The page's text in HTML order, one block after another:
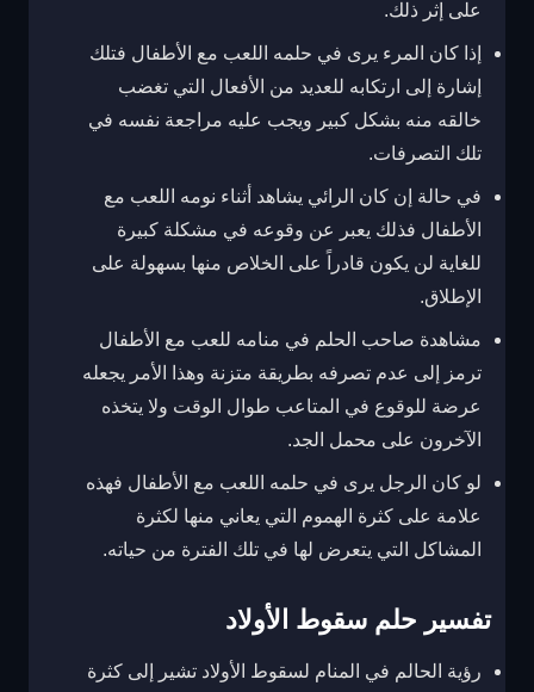
على إثر ذلك.
إذا كان المرء يرى في حلمه اللعب مع الأطفال فتلك
إشارة إلى ارتكابه للعديد من الأفعال التي تغضب
خالقه منه بشكل كبير ويجب عليه مراجعة نفسه في
تلك التصرفات.
في حالة إن كان الرائي يشاهد أثناء نومه اللعب مع
الأطفال فذلك يعبر عن وقوعه في مشكلة كبيرة
للغاية لن يكون قادراً على الخلاص منها بسهولة على
الإطلاق.
مشاهدة صاحب الحلم في منامه للعب مع الأطفال
ترمز إلى عدم تصرفه بطريقة متزنة وهذا الأمر يجعله
عرضة للوقوع في المتاعب طوال الوقت ولا يتخذه
الآخرون على محمل الجد.
لو كان الرجل يرى في حلمه اللعب مع الأطفال فهذه
علامة على كثرة الهموم التي يعاني منها لكثرة
المشاكل التي يتعرض لها في تلك الفترة من حياته.
تفسير حلم سقوط الأولاد
رؤية الحالم في المنام لسقوط الأولاد تشير إلى كثرة